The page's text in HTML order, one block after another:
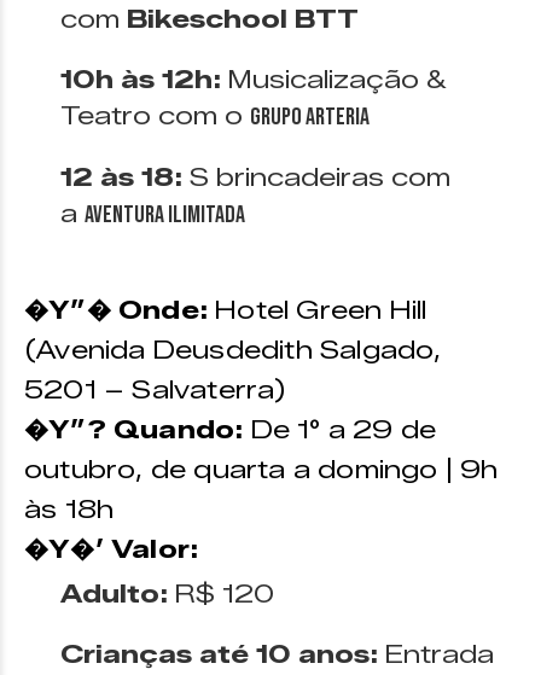
com Bikeschool BTT
10h às 12h: Musicalização &
Teatro com o GrupoArteria
12 às 18: S brincadeiras com
a Aventura Ilimitada
�Y”� Onde: Hotel Green Hill
(Avenida Deusdedith Salgado,
5201 – Salvaterra)
�Y”? Quando: De 1° a 29 de
outubro, de quarta a domingo | 9h
às 18h
�Y�’ Valor:
Adulto: R$ 120
Crianças até 10 anos: Entrada